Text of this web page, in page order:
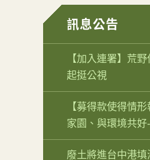
訊息公告
【加入連署】荒
起挺公視
【募得款使得情
家園、與環境共
廢土將進台中港